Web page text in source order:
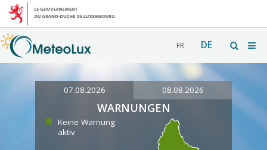
FR DE
07.08.2026 08.08.2026
WARNUNGEN
Keine Warnung
aktiv